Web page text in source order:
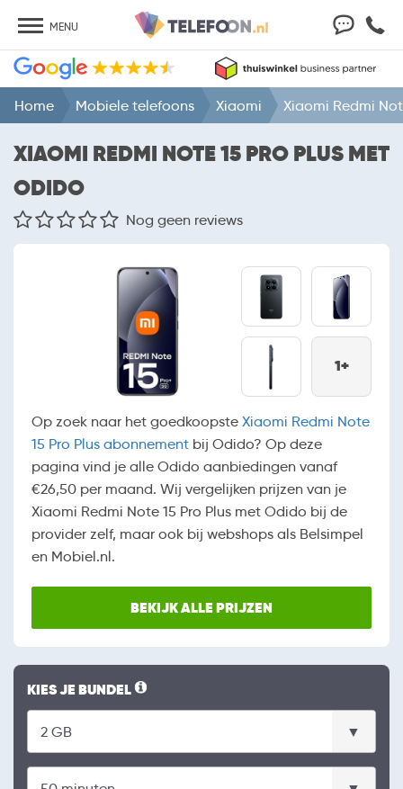
MENU
Home Mobiele telefoons Xiaomi Xiaomi Redmi
XIAOMI REDMI NOTE 15 PRO PLUS MET
ODIDO
Nog geen reviews
1+
Op zoek naar het goedkoopste Xiaomi Redmi Note
15 Pro Plus abonnement bij Odido? Op deze
pagina vind je alle Odido aanbiedingen vanaf
€26,50 per maand. Wij vergelijken prijzen van je
Xiaomi Redmi Note 15 Pro Plus met Odido bij de
provider zelf, maar ook bij webshops als Belsimpel
en Mobiel.nl.
BEKIJK ALLE PRIJZEN
KIES JE BUNDEL